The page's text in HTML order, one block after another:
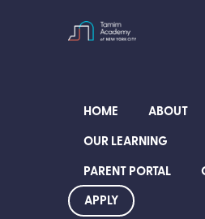
HOME
ABOUT
OUR LEARNING
PARENT PORTAL
APPLY